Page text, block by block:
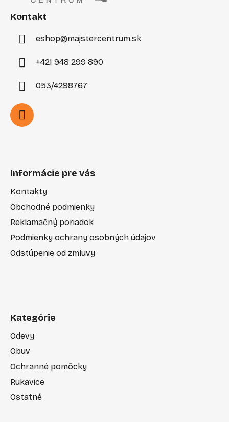
Kontakt
eshop@majstercentrum.sk
+421 948 299 890
053/4298767
Informácie pre vás
Kontakty
Obchodné podmienky
Reklamačný poriadok
Podmienky ochrany osobných údajov
Odstúpenie od zmluvy
Kategórie
Odevy
Obuv
Ochranné pomôcky
Rukavice
Ostatné